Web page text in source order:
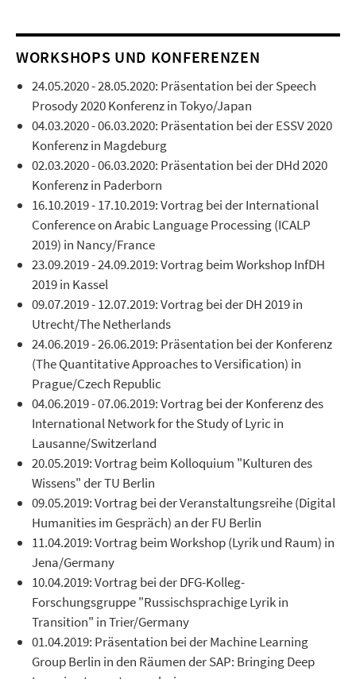
WORKSHOPS UND KONFERENZEN
24.05.2020 - 28.05.2020: Präsentation bei der Speech
Prosody 2020 Konferenz in Tokyo/Japan
04.03.2020 - 06.03.2020: Präsentation bei der ESSV 2020
Konferenz in Magdeburg
02.03.2020 - 06.03.2020: Präsentation bei der DHd 2020
Konferenz in Paderborn
16.10.2019 - 17.10.2019: Vortrag bei der International
Conference on Arabic Language Processing (ICALP
2019) in Nancy/France
23.09.2019 - 24.09.2019: Vortrag beim Workshop InfDH
2019 in Kassel
09.07.2019 - 12.07.2019: Vortrag bei der DH 2019 in
Utrecht/The Netherlands
24.06.2019 - 26.06.2019: Präsentation bei der Konferenz
(The Quantitative Approaches to Versification) in
Prague/Czech Republic
04.06.2019 - 07.06.2019: Vortrag bei der Konferenz des
International Network for the Study of Lyric in
Lausanne/Switzerland
20.05.2019: Vortrag beim Kolloquium "Kulturen des
Wissens" der TU Berlin
09.05.2019: Vortrag bei der Veranstaltungsreihe (Digital
Humanities im Gespräch) an der FU Berlin
11.04.2019: Vortrag beim Workshop (Lyrik und Raum) in
Jena/Germany
10.04.2019: Vortrag bei der DFG-Kolleg-
Forschungsgruppe "Russischsprachige Lyrik in
Transition" in Trier/Germany
01.04.2019: Präsentation bei der Machine Learning
Group Berlin in den Räumen der SAP: Bringing Deep